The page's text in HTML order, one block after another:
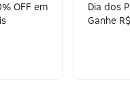
OFF em
Dia dos
Ganhe